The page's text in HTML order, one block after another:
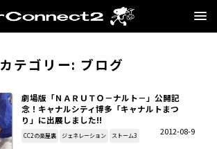
MANGA・NOVEL
FILM
カテゴリー: ブログ
劇場版「ＮＡＲＵＴＯ－ナルト－」公開記
念！キャナルシティ博多「キャナルトまつ
り」に出展しました!!
2012-08-9
CC2の楽屋裏 ジェネレーション ストーム3